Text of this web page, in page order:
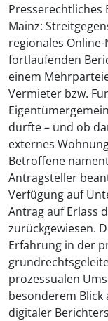
Presserechtliches
Mainz:
regionales
fortlaufenden
einem
Vermieter bzw.
durfte – und ob
externes
Betroffene
Antragsteller
Verfügung auf
Antrag auf Erlass
zurückgewiesen.
Erfahrung in der
prozessualen
besonderem
digitaler